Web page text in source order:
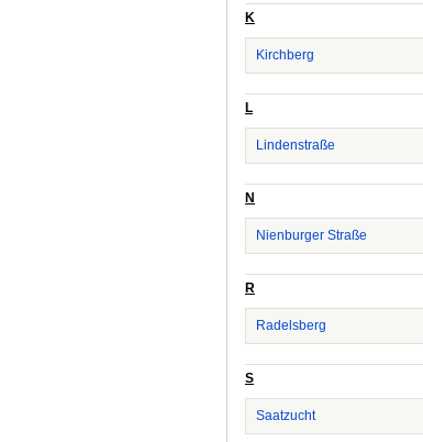
K
Kirchberg
L
Lindenstraße
N
Nienburger Straße
R
Radelsberg
S
Saatzucht